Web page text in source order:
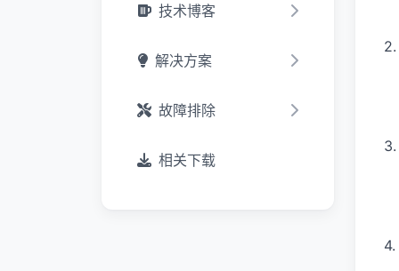
技术博客
解决方案
故障排除
相关下载